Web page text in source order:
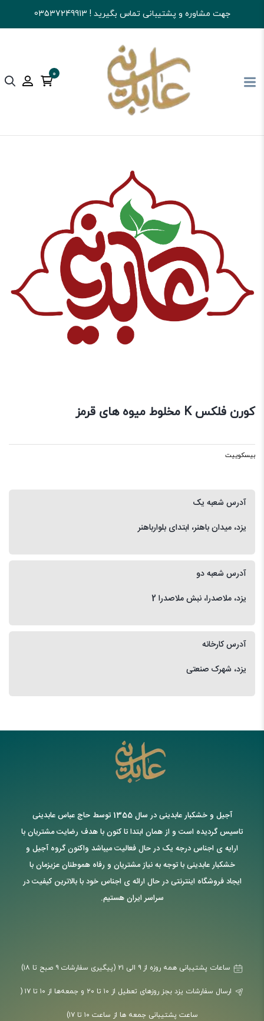
جهت مشاوره و پشتیبانی تماس بگیرید ! 03537249913
0
آجیل و خشکبار عابدینی تنقلات بیسکوییت
کورن فلکس K مخلوط میوه های قرمز
بیسکوییت
آدرس شعبه یک
یزد، میدان باهنر، ابتدای بلوارباهنر
آدرس شعبه دو
یزد، ملاصدرا، نبش ملاصدرا 2
آدرس کارخانه
یزد، شهرک صنعتی
آجیل و خشکبار عابدینی در سال 1355 توسط حاج عباس عابدینی
تاسیس گردیده است و از همان ابتدا تا کنون با هدف رضایت مشتریان با
ارایه ی اجناس درجه یک در حال فعالیت میباشد واکنون گروه آجیل و
خشکبار عابدینی با توجه به نیاز مشتریان و رفاه هموطنان عزیزمان با
ایجاد فروشگاه اینترنتی در حال ارائه ی اجناس خود با بالاترین کیفیت در
سراسر ایران هستیم.
ارسال سفارشات یزد بجز روزهای تعطیل از ۱۰ تا ۲۰ و جمعه‌ها از ۱۰ تا ۱۷ (
ساعت پشتیبانی جمعه ها از ساعت ۱۰ تا ۱۷)